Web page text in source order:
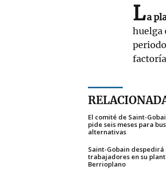
La
huelga
El comité de Saint-
pide seis meses para
alternativas
Saint-Gobain despedirá
trabajadores en su
Berrioplano